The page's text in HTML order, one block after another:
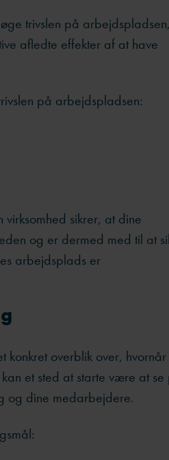
trivslen på
afledte effekter af at have
på arbejdspladsen:
sikrer, at dine
og er dermed med til at
arbejdsplads er
overblik over,
et sted at starte være at se
og dine medarbejdere.